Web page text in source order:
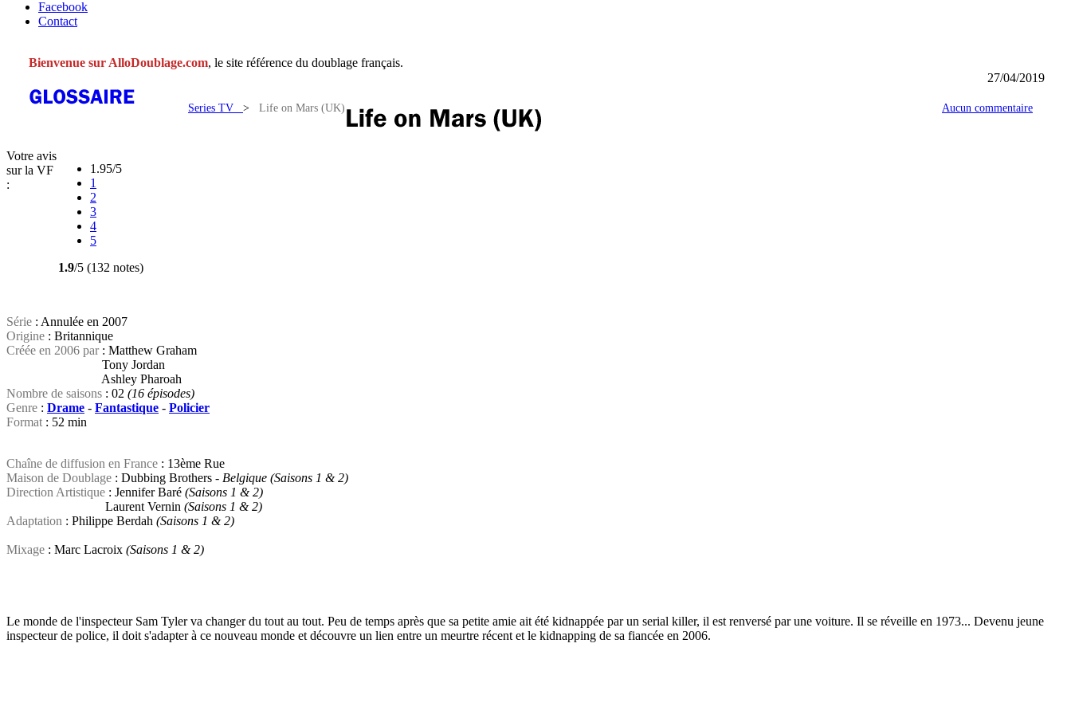
Facebook
Contact
Bienvenue sur AlloDoublage.com, le site référence du doublage français.
27/04/2019
Series TV > Life on Mars (UK) Aucun commentaire
Votre avis
sur la VF
:
1.95/5
1
2
3
4
5
1.9/5 (132 notes)
Série : Annulée en 2007
Origine : Britannique
Créée en 2006 par : Matthew Graham
Tony Jordan
Ashley Pharoah
Nombre de saisons : 02 (16 épisodes)
Genre : Drame - Fantastique - Policier
Format : 52 min
Chaîne de diffusion en France : 13ème Rue
Maison de Doublage : Dubbing Brothers - Belgique (Saisons 1 & 2)
Direction Artistique : Jennifer Baré (Saisons 1 & 2)
Laurent Vernin (Saisons 1 & 2)
Adaptation : Philippe Berdah (Saisons 1 & 2)
Mixage : Marc Lacroix (Saisons 1 & 2)
Le monde de l'inspecteur Sam Tyler va changer du tout au tout. Peu de temps après que sa petite amie ait été kidnappée par un serial killer, il est renversé par une voiture. Il se réveille en 1973... Devenu jeune
inspecteur de police, il doit s'adapter à ce nouveau monde et découvre un lien entre un meurtre récent et le kidnapping de sa fiancée en 2006.